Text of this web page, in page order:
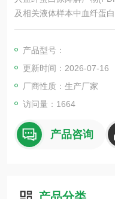
及相关液体样本中血纤蛋
产品型号：
更新时间：2026-07-16
厂商性质：生产厂家
访问量：1664
产品咨询